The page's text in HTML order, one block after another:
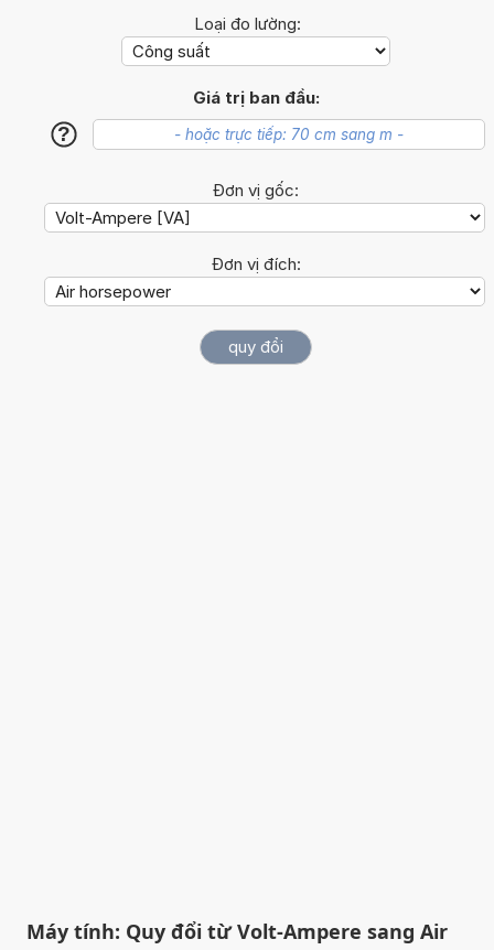
Loại đo lường:
Giá trị ban đầu:
?
Đơn vị gốc:
Đơn vị đích:
Máy tính: Quy đổi từ Volt-Ampere sang Air